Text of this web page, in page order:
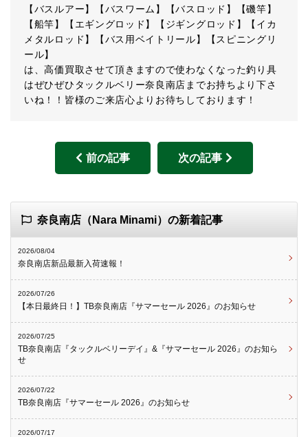
【バスルアー】【バスワーム】【バスロッド】【磯竿】
【船竿】【エギングロッド】【ジギングロッド】【イカ
メタルロッド】【バス用ベイトリール】【スピニングリ
ール】
は、高価買取させて頂きますので使わなくなった釣り具
はぜひぜひタックルベリー奈良南店までお持ちより下さ
いね！！皆様のご来店心よりお待ちしております！
前の記事 次の記事
奈良南店（Nara Minami）の新着記事
2026/08/04
奈良南店新品最新入荷速報！
2026/07/26
【本日最終日！】TB奈良南店『サマーセール 2026』のお知らせ
2026/07/25
TB奈良南店『タックルベリーデイ』&『サマーセール 2026』のお知ら
せ
2026/07/22
TB奈良南店『サマーセール 2026』のお知らせ
2026/07/17